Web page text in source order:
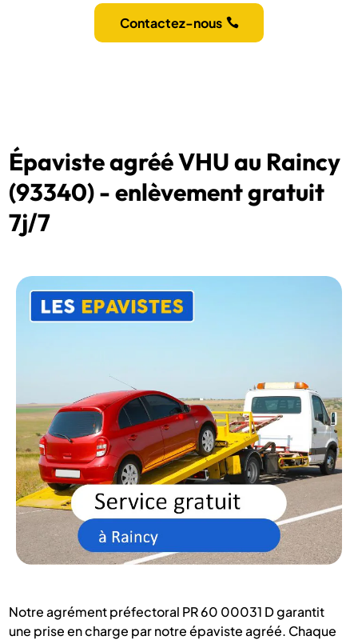
Contactez-nous
Épaviste agréé VHU au Raincy
(93340) - enlèvement gratuit
7j/7
Notre agrément préfectoral PR 60 00031 D garantit
une prise en charge par notre épaviste agréé. Chaque